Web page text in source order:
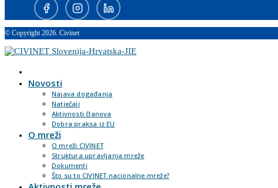
© Copyright 2026. Civinet
Novosti
Najava događanja
Natječaji
Aktivnosti članova
Dobra praksa iz EU
O mreži
O mreži CIVINET
Struktura upravljanja mreže
Dokumenti
Što su to CIVINET nacionalne mreže?